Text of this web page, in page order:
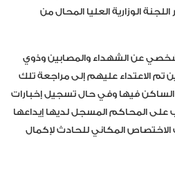
الوزارية العليا ‏المحال من
عن الشهداء والمصابين وذوي
تم الاعتداء عليهم إلى مراجعة تلك
‏فيها وفي حال تسجيل إخبارات
على المحاكم المسجل لديها ‏إيداعها
المكاني للحادث لإكمال